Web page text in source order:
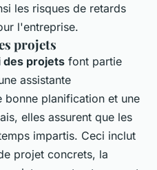
les risques de retards
l'entreprise.
projets
des projets font partie
assistante
bonne planification et une
elles assurent que les
impartis. Ceci inclut
projet concrets, la